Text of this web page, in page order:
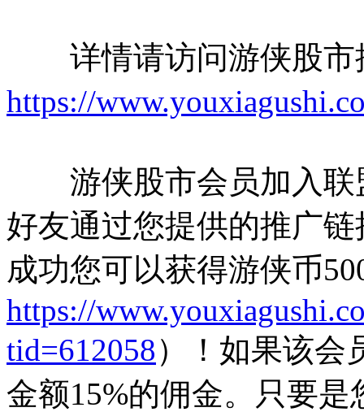
详情请访问游侠股市
https://
游侠股市会员加入联
好友通过您提供的推广
成功您可以获得游侠币
https://
tid=612058）！如果该会
金额15%的佣金。只要